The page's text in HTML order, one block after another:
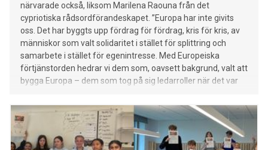
närvarade också, liksom Marilena Raouna från det
cypriotiska rådsordförandeskapet. ”Europa har inte givits
oss. Det har byggts upp fördrag för fördrag, kris för kris, av
människor som valt solidaritet i stället för splittring och
samarbete i stället för egenintresse. Med Europeiska
förtjänstorden hedrar vi dem som, oavsett bakgrund, valt att
bygga Europa – dem som tog på sig ledarroller när det var
består bara så länge varje generation väljer att försvara
det”, sade talman Robe